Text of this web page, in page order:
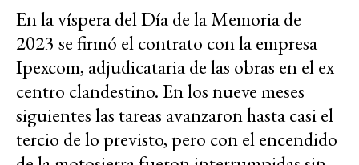
En la víspera del Día de la Memoria de
2023 se firmó el contrato con la empresa
Ipexcom, adjudicataria de las obras en el ex
centro clandestino. En los nueve meses
siguientes las tareas avanzaron hasta casi el
tercio de lo previsto, pero con el encendido